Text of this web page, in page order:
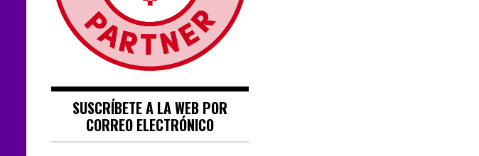
SUSCRÍBETE A LA WEB POR
CORREO ELECTRÓNICO